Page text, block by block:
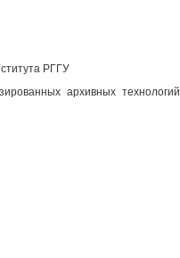
РГГУ
архивных технологий